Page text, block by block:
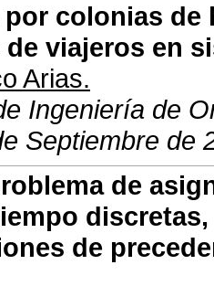
colonias
viajeros en
Arias.
Ingeniería de
Septiembre de
de
de